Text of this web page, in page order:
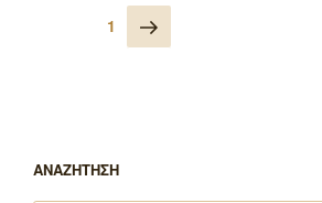
Πλοήγηση
1 Επόμενη
σελίδα
ΑΝΑΖΗΤΗΣΗ